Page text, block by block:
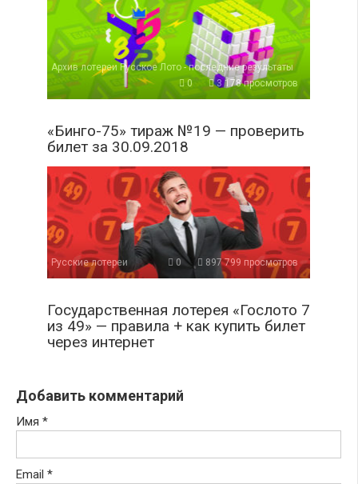
Архив лотереи Русское Лото - последние результаты
0
3 178 просмотров
«Бинго-75» тираж №19 — проверить
билет за 30.09.2018
Русские лотереи 0 897 799 просмотров
Государственная лотерея «Гослото 7
из 49» — правила + как купить билет
через интернет
Добавить комментарий
Имя *
Email *